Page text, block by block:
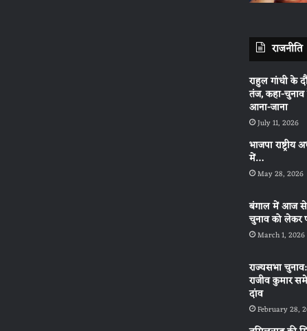
राजनीति
राहुल गांधी के
तंज, कहा-
आना-जाना
July 11, 2026
भाजपा
में…
May 28, 2026
बंगाल में आज से
चुनाव को लेकर
March 1, 2026
राज्यसभा
राजीव कुमार
दांव
February 28,